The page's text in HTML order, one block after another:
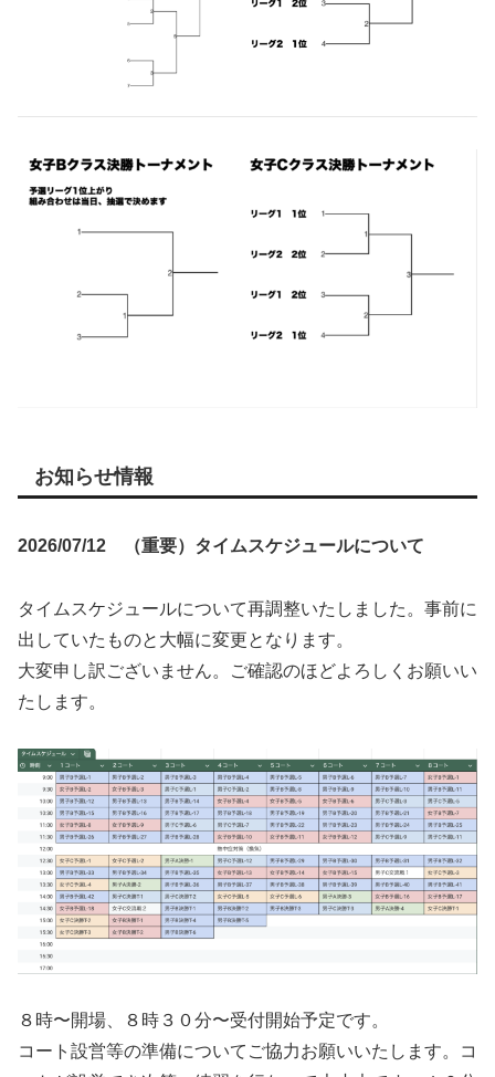
お知らせ情報
2026/07/12 （重要）タイムスケジュールについて
タイムスケジュールについて再調整いたしました。事前に
出していたものと大幅に変更となります。
大変申し訳ございません。ご確認のほどよろしくお願いい
たします。
８時〜開場、８時３０分〜受付開始予定です。
コート設営等の準備についてご協力お願いいたします。コ